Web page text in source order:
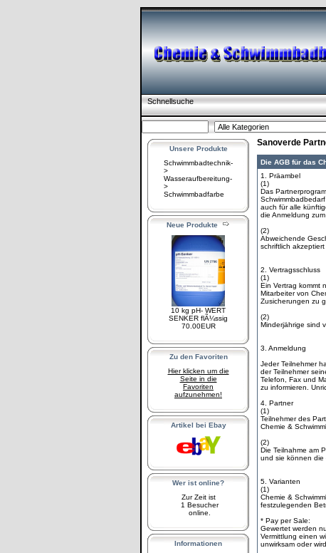
Schnellsuche
Unsere Produkte
Schwimmbadtechnik-
>
Wasseraufbereitung-
>
Schwimmbadfarbe
Neue Produkte
10 kg pH- WERT
SENKER flÃ¼ssig
70.00EUR
Zu den Favoriten
Hier klicken um die
Seite in die
Favoriten
aufzunehmen!
Artikel bei Ebay
Wer ist online?
Zur Zeit ist
1 Besucher
online.
Informationen
Sanoverde
Die AGB für das
1. Präambel
(1)
Das
auch für alle
die Anmeldung
(2)
Abweichende
schriftlich
2. Vertragsschluss
(1)
Ein Vertrag kommt
Mitarbeiter von
Zusicherungen zu
(2)
Minderjährige sind
3. Anmeldung
Jeder Teilnehmer
der Teilnehmer
Telefon, Fax und
zu informieren.
4. Partner
(1)
Teilnehmer des
Chemie &
(2)
Die Teilnahme am
und sie können die
5. Varianten
(1)
Chemie &
festzulegenden
* Pay per Sale:
Gewertet werden
Vermittlung einen
unwirksam oder